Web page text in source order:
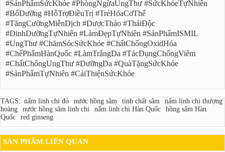
#SảnPhẩmSứcKhỏe #PhòngNgừaUngThư #SứcKhỏeTựNhiên
#BổDưỡng #HỗTrợĐiềuTrị #TrẻHóaCơThể
#TăngCườngMiễnDịch #DượcThảo #ThảiĐộc
#DinhDưỡngTựNhiên #LàmĐẹpTựNhiên #SảnPhẩmISMIL
#UngThư #ChămSócSứcKhỏe #ChấtChốngOxidHóa
#ChếPhẩmHànQuốc #LàmTrắngDa #TácDụngChốngViêm
#ChấtChốngUngThư #DưỡngDa #QuàTặngSứcKhỏe
#SảnPhẩmTựNhiên #CảiThiệnSứcKhỏe
TAGS: nấm linh chi đỏ nước hồng sâm tinh chất sâm
nấm linh chi thượng
hoàng
nước hồng sâm linh chi nấm linh chi Hàn Quốc
hồng sâm Hàn
Quốc
red ginseng
SẢN PHẨM LIÊN QUAN